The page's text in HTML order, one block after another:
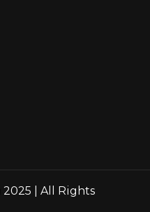
2025 | All Rights